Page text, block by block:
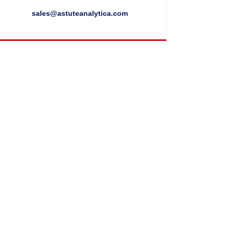
sales@astuteanalytica.com